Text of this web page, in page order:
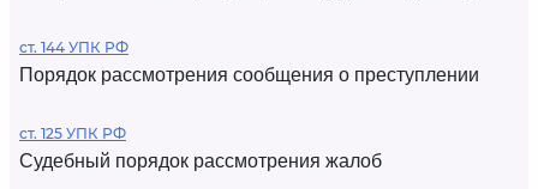
ст. 144 УПК РФ
Порядок рассмотрения сообщения о преступлении
ст. 125 УПК РФ
Судебный порядок рассмотрения жалоб